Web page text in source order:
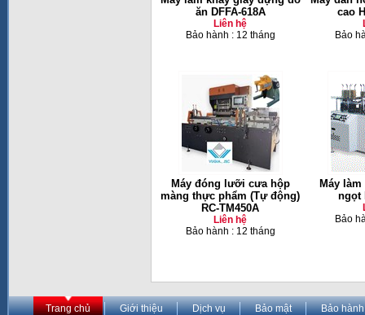
ăn DFFA-618A
Liên hệ
Bảo hành : 12 tháng
cao
Bảo
Máy đóng lưỡi cưa hộp
màng thực phẩm (Tự động)
RC-TM450A
Liên hệ
Bảo hành : 12 tháng
Máy
ngọt
Bảo
Trang chủ Giới thiệu Dịch vụ Bảo mật Bảo hành